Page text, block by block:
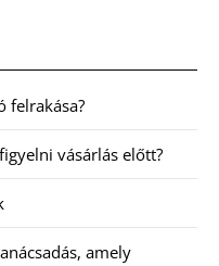
felrakása?
vásárlás előtt?
amely